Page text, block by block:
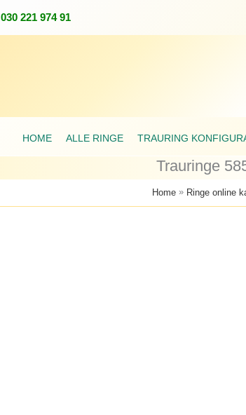
030 221 974 91
HOME ALLE RINGE TRAURING
Trauringe
Home»